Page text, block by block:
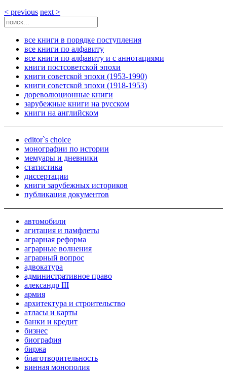
< previous next >
все книги в порядке поступления
все книги по алфавиту
все книги по алфавиту и с аннотациями
книги постсоветской эпохи
книги советской эпохи (1953-1990)
книги советской эпохи (1918-1953)
дореволюционные книги
зарубежные книги на русском
книги на английском
editor`s choice
монографии по истории
мемуары и дневники
статистика
диссертации
книги зарубежных историков
публикация документов
автомобили
агитация и памфлеты
аграрная реформа
аграрные волнения
аграрный вопрос
адвокатура
административное право
александр III
армия
архитектура и строительство
атласы и карты
банки и кредит
бизнес
биография
биржа
благотворительность
винная монополия